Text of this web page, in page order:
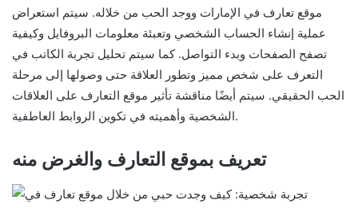
موقع تعارف في الإمارات ووجد الحب من خلاله. سيتم استعراض
عملية إنشاء الحساب الشخصي وتعبئة معلومات البروفايل وكيفية
تصفح الصفحات وبدء التواصل. كما سيتم تحليل تجربة الكاتب في
التعرف على شخص مميز وتطور العلاقة حتى وصولها إلى مرحلة
الحب الحقيقي. سيتم أيضًا مناقشة تأثير موقع التعارف على العلاقات
الشخصية وأهميته في تكوين الروابط العاطفية.
تعريف بموقع التعارف والغرض منه